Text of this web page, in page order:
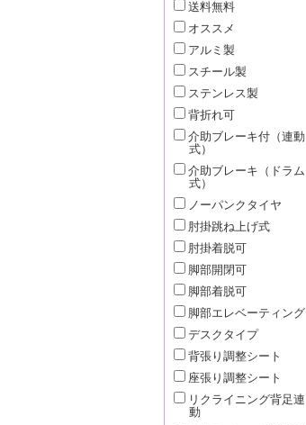
送料無料
オススメ
アルミ製
スチール製
ステンレス製
背折れ可
介助ブレーキ付（連動
式）
介助ブレーキ（ドラム
式）
ノーパンクタイヤ
肘掛跳ね上げ式
肘掛着脱可
脚部開閉可
脚部着脱可
脚部エレベーティング
デスクタイプ
背張り調整シート
座張り調整シート
リクライニング背足連
動